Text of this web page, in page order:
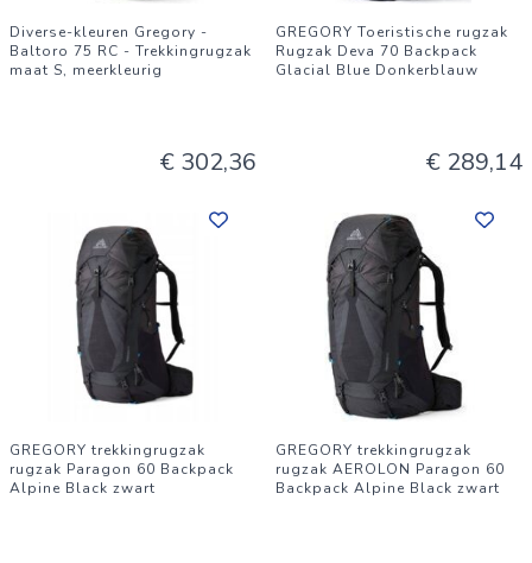
Diverse-kleuren Gregory -
Baltoro 75 RC - Trekkingrugzak
maat S, meerkleurig
€ 302,36
GREGORY Toeristische rugzak
Rugzak Deva 70 Backpack
Glacial Blue Donkerblauw
€ 289,14
GREGORY trekkingrugzak
rugzak Paragon 60 Backpack
Alpine Black zwart
GREGORY trekkingrugzak
rugzak AEROLON Paragon 60
Backpack Alpine Black zwart